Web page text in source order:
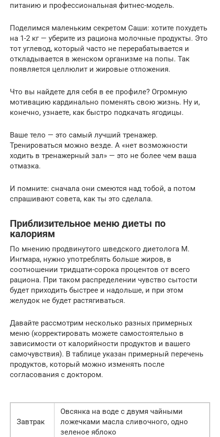
питанию и профессиональная фитнес-модель.
Поделимся маленьким секретом Саши: хотите похудеть
на 1-2 кг — уберите из рациона молочные продукты. Это
тот углевод, который часто не перерабатывается и
откладывается в женском организме на попы. Так
появляется целлюлит и жировые отложения.
Что вы найдете для себя в ее профиле? Огромную
мотивацию кардинально поменять свою жизнь. Ну и,
конечно, узнаете, как быстро подкачать ягодицы.
Ваше тело — это самый лучший тренажер.
Тренироваться можно везде. А «нет возможности
ходить в тренажерный зал» — это не более чем ваша
отмазка.
И помните: сначала они смеются над тобой, а потом
спрашивают совета, как ты это сделала.
Приблизительное меню диеты по
калориям
По мнению продвинутого шведского диетолога М.
Ингмара, нужно употреблять больше жиров, в
соотношении тридцати-сорока процентов от всего
рациона. При таком распределении чувство сытости
будет приходить быстрее и надольше, и при этом
желудок не будет растягиваться.
Давайте рассмотрим несколько разных примерных
меню (корректировать можете самостоятельно в
зависимости от калорийности продуктов и вашего
самочувствия). В таблице указан примерный перечень
продуктов, который можно изменять после
согласования с доктором.
Завтрак
Овсянка на воде с двумя чайными
ложечками масла сливочного, одно
зеленое яблоко